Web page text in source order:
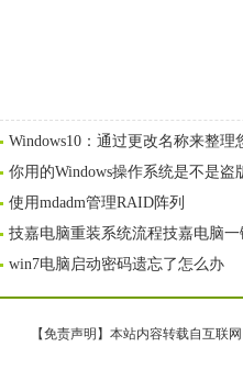
Windows10：通过更改名称来整理
你用的Windows操作系统是不是盗
使用mdadm管理RAID阵列
技嘉电脑重装系统流程技嘉电脑
win7电脑启动密码遗忘了怎么办
【免责声明】本站内容转载自互联